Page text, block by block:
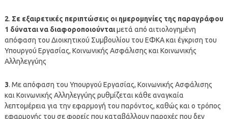
2. Σε εξαιρετικές περιπτώσεις οι ημερομηνίες της παραγράφου
1 δύναται να διαφοροποιούνταιμετά από αιτιολογημένη
απόφαση του Διοικητικού Συμβουλίου του ΕΦΚΑ και έγκριση του
Υπουργού Εργασίας, Κοινωνικής Ασφάλισης και Κοινωνικής
Αλληλεγγύης
3. Με απόφαση του Υπουργού Εργασίας, Κοινωνικής Ασφάλισης
και Κοινωνικής Αλληλεγγύης ρυθμίζεται κάθε αναγκαία
λεπτομέρεια για την εφαρμογή του παρόντος, καθώς και ο τρόπος
εφαρμογής του σε φορείς που καταβάλλουν παροχές που δεν